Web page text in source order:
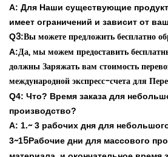
A: Для Наши существующие
имеет ограничений и зависит от
Q3:Вы можете предложить бесплатно
A:Да, мы можем предоставить
должны Заряжать вам стоимость
международной экспресс-счета для
Q4: Что? Время заказа для
производство?
A: 1.~3 рабочих дня для
3~15Рабочие дни для массового